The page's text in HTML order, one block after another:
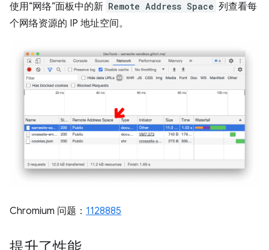
使用“网络”面板中的新 Remote Address Space 列查看每
个网络资源的 IP 地址空间。
Chromium 问题： 1128885